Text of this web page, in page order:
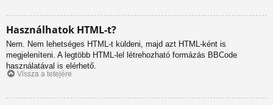
Használhatok HTML-t?
Nem. Nem lehetséges HTML-t küldeni, majd azt HTML-ként is
megjeleníteni. A legtöbb HTML-lel létrehozható formázás BBCode
használatával is elérhető.
Vissza a tetejére